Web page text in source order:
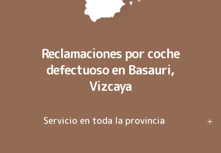
Reclamaciones por coche
defectuoso en Basauri,
Vizcaya
Servicio en toda la provincia